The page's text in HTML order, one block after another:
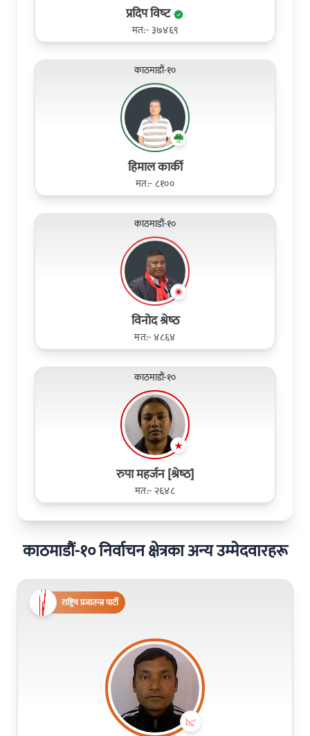
प्रदिप विष्‍ट
मत:- ३७४६९
काठमाडौं-१०
हिमाल कार्की
मत:- ८१००
काठमाडौं-१०
विनोद श्रेष्‍ठ
मत:- ४८६४
काठमाडौं-१०
रुपा महर्जन [श्रेष्‍ठ]
मत:- २६४८
काठमाडौं-१० निर्वाचन क्षेत्रका अन्य उम्मेदवारहरू
राष्ट्रिय प्रजातन्त्र पार्टी